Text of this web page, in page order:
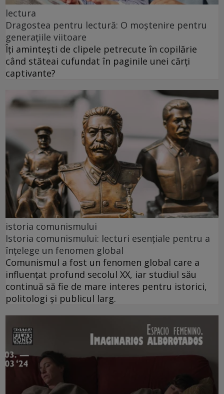
lectura
Dragostea pentru lectură: O moștenire pentru
generațiile viitoare
Îți amintești de clipele petrecute în copilărie
când stăteai cufundat în paginile unei cărți
captivante?
istoria comunismului
Istoria comunismului: lecturi esențiale pentru a
înțelege un fenomen global
Comunismul a fost un fenomen global care a
influențat profund secolul XX, iar studiul său
continuă să fie de mare interes pentru istorici,
politologi și publicul larg.